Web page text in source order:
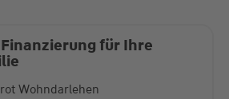
für Ihre
Wohndarlehen